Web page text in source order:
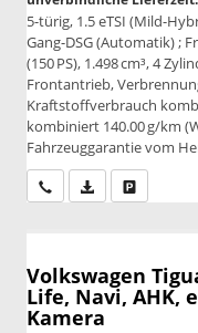
5-türig, 1.5 eTSI (Mild-
Gang-DSG (Automatik) ;
(150 PS), 1.498 cm³, 4
Frontantrieb,
Kraftstoffverbrauch
kombiniert 140.00 g/km
Fahrzeuggarantie vom
Wir rufen Sie an
PDF-Datei,
Volkswagen
Life, Navi, AHK,
Kamera